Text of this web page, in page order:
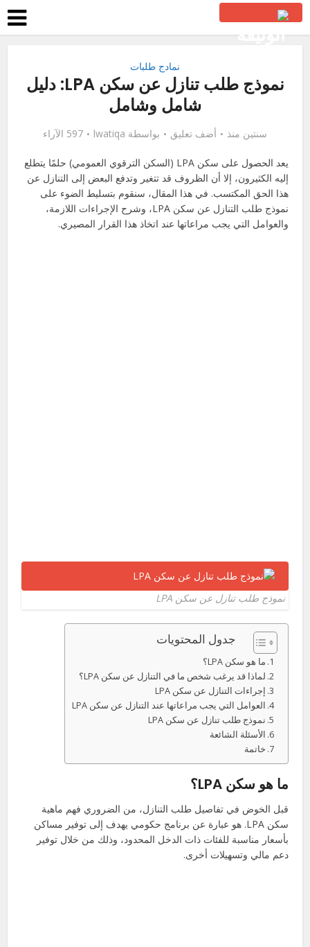
نمادج طلبات
نموذج طلب تنازل عن سكن LPA: دليل
شامل وشامل
سنتين منذ أضف تعليق بواسطة lwatiqa 597 الآراء
يعد الحصول على سكن LPA (السكن الترقوي العمومي) حلمًا يتطلع
إليه الكثيرون، إلا أن الظروف قد تتغير وتدفع البعض إلى التنازل عن
هذا الحق المكتسب. في هذا المقال، سنقوم بتسليط الضوء على
نموذج طلب التنازل عن سكن LPA، وشرح الإجراءات اللازمة،
والعوامل التي يجب مراعاتها عند اتخاذ هذا القرار المصيري.
نموذج طلب تنازل عن سكن LPA
جدول المحتويات
ما هو سكن LPA؟
لماذا قد يرغب شخص ما في التنازل عن سكن LPA؟
إجراءات التنازل عن سكن LPA
العوامل التي يجب مراعاتها عند التنازل عن سكن LPA
نموذج طلب تنازل عن سكن LPA
الأسئلة الشائعة
خاتمة
ما هو سكن LPA؟
قبل الخوض في تفاصيل طلب التنازل، من الضروري فهم ماهية
سكن LPA. هو عبارة عن برنامج حكومي يهدف إلى توفير مساكن
بأسعار مناسبة للفئات ذات الدخل المحدود، وذلك من خلال توفير
دعم مالي وتسهيلات أخرى.